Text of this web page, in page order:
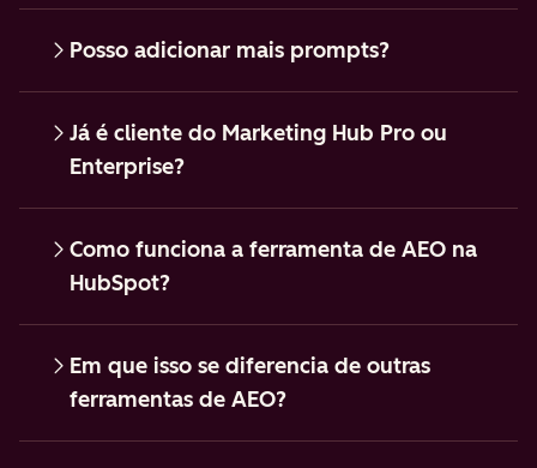
Posso adicionar mais prompts?
Já é cliente do Marketing Hub Pro ou
Enterprise?
Como funciona a ferramenta de AEO na
HubSpot?
Em que isso se diferencia de outras
ferramentas de AEO?